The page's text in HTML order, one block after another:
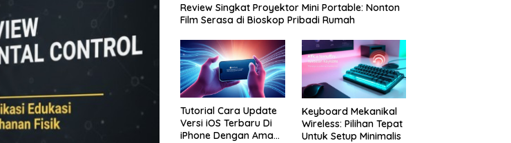
Review Singkat Proyektor Mini Portable: Nonton
Film Serasa di Bioskop Pribadi Rumah
Tutorial Cara Update
Versi iOS Terbaru Di
iPhone Dengan Aman
Keyboard Mekanikal
Wireless: Pilihan Tepat
Untuk Setup Minimalis